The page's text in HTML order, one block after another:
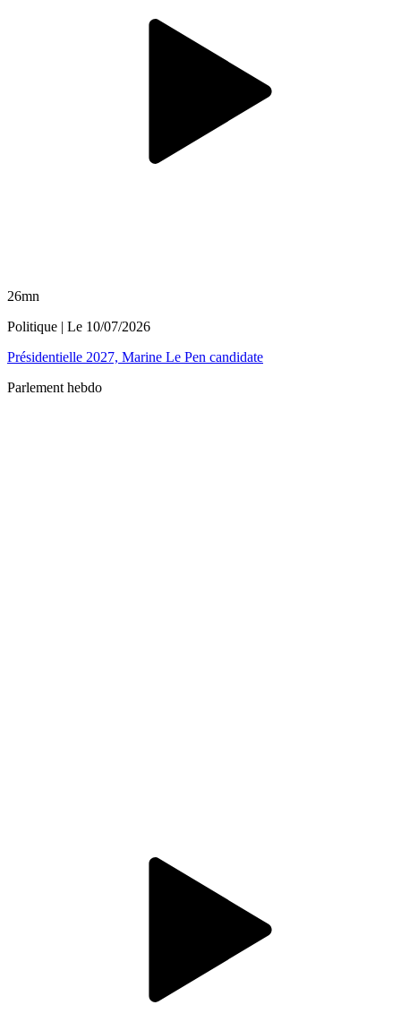
26mn
Politique | Le 10/07/2026
Présidentielle 2027, Marine Le Pen candidate
Parlement hebdo